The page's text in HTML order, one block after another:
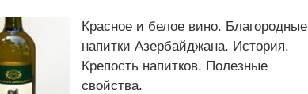
Красное и белое вино. Благородные
напитки Азербайджана. История.
Крепость напитков. Полезные
свойства.